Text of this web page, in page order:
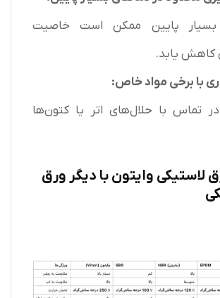
بسیار پایین ممکن است خاصیت
کاهش یابد.
تماس با حلال‌های اتر یا کتون‌ها
لاستیکی وایتون با دیگر ورق